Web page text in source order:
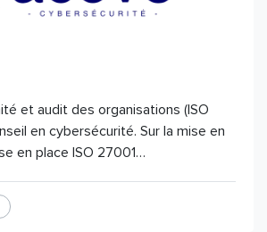
et audit des organisations (ISO
en cybersécurité. Sur la mise en
en place ISO 27001…